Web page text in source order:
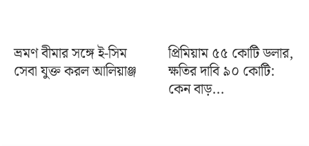
ভ্রমণ বীমার সঙ্গে ই-সিম
সেবা যুক্ত করল আলিয়াঞ্জ
প্রিমিয়াম ৫৫ কোটি ডলার,
ক্ষতির দাবি ৯০ কোটি:
কেন বাড়...